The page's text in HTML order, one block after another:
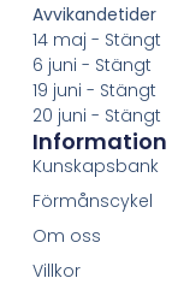
Avvikandetider
14 maj - Stängt
6 juni - Stängt
19 juni - Stängt
20 juni - Stängt
Information
Kunskapsbank
Förmånscykel
Om oss
Villkor